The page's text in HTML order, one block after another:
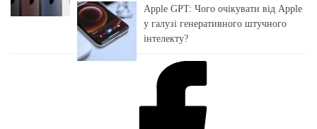
Apple GPT: Чого очікувати від Apple
у галузі генеративного штучного
інтелекту?